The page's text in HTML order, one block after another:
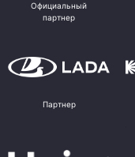
Официальный
партнер
Партнер